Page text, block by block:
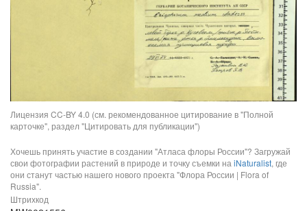
Лицензия CC-BY 4.0 (см. рекомендованное цитирование в "Полной
карточке", раздел "Цитировать для публикации")
Хочешь принять участие в создании "Атласа флоры России"? Загружай
свои фотографии растений в природе и точку съемки наiNaturalist, где
они станут частью нашего нового проекта "Флора России | Flora of
Russia".
Штрихкод